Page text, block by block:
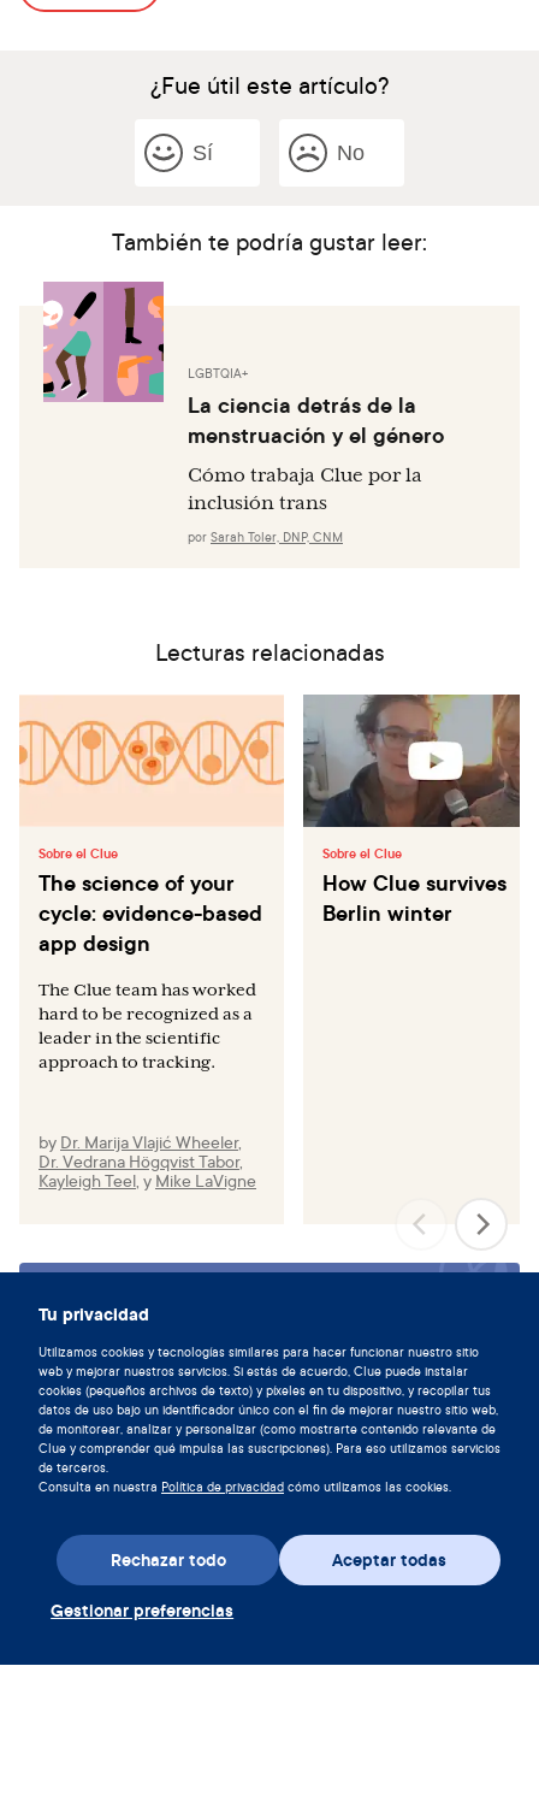
Tu privacidad
Utilizamos cookies y tecnologías similares para hacer funcionar nuestro sitio
web y mejorar nuestros servicios. Si estás de acuerdo, Clue puede instalar
cookies (pequeños archivos de texto) y píxeles en tu dispositivo, y recopilar tus
datos de uso bajo un identificador único con el fin de mejorar nuestro sitio web,
de monitorear, analizar y personalizar (como mostrarte contenido relevante de
Clue y comprender qué impulsa las suscripciones). Para eso utilizamos servicios
de terceros.
Consulta en nuestra Política de privacidad cómo utilizamos las cookies.
Aceptar todas
Rechazar todo
Gestionar preferencias
Perkins NJ, Sjaarda LA, et al. Perceived stress,
Huhmann K. Menses Requires Energy: A Review of How
Disordered Eating, Excessive Exercise, and High Stress
Mahoney MM. Shift work, jet lag, and female
reproduction. International journal of endocrinology.
2010 Mar 8;2010.
¿Fue útil este artículo?
Sí No
También te podría gustar leer:
LGBTQIA+
La ciencia detrás de la
menstruación y el género
Cómo trabaja Clue por la
inclusión trans
por Sarah Toler, DNP, CNM
Lecturas relacionadas
Sobre el Clue
The science of your
cycle: evidence-based
app design
The Clue team has worked
hard to be recognized as a
leader in the scientific
approach to tracking.
by Dr. Marija Vlajić Wheeler,
Dr. Vedrana Högqvist Tabor,
Kayleigh Teel, y Mike LaVigne
Sobre el Clue
How Clue survives
Berlin winter
Sincronízate con tu ciclo y
descarga la aplicación de Clue hoy.
Descargar Clue